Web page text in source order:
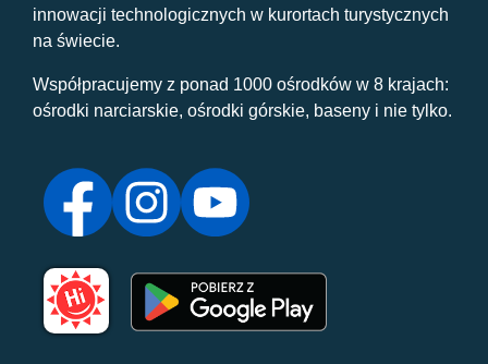
innowacji technologicznych w kurortach turystycznych
na świecie.
Współpracujemy z ponad 1000 ośrodków w 8 krajach:
ośrodki narciarskie, ośrodki górskie, baseny i nie tylko.